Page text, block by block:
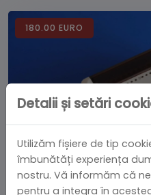
180.00 EURO
Detalii și setări
Utilizăm fișiere de tip
îmbunătăți experiența
nostru. Vă informăm că
pentru a integra în